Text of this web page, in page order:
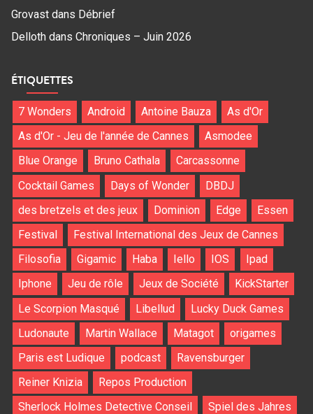
Grovast dans Débrief
Delloth dans Chroniques – Juin 2026
ÉTIQUETTES
7 Wonders Android Antoine Bauza
As d'Or
As d'Or - Jeu de l'année de Cannes
Asmodee
Blue Orange
Bruno Cathala
Carcassonne
Cocktail Games
Days of Wonder
DBDJ
des bretzels et des jeux
Dominion Edge
Essen
Festival
Festival International des Jeux de Cannes
Filosofia
Gigamic Haba Iello IOS
Ipad
Iphone
Jeu de rôle Jeux de Société
KickStarter
Le Scorpion Masqué
Libellud
Lucky Duck Games
Ludonaute
Martin Wallace Matagot
origames
Paris est Ludique
podcast
Ravensburger
Reiner Knizia
Repos Production
Sherlock Holmes Detective Conseil
Spiel des Jahres